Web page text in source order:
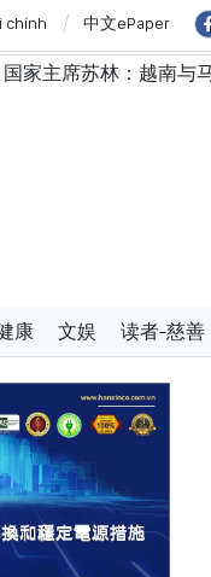
chính 中文ePaper
马来西亚关系日益活跃
康 文娱 读者-慈善